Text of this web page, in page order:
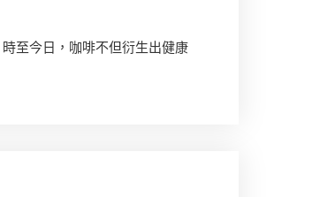
至今日，咖啡不但衍生出健康